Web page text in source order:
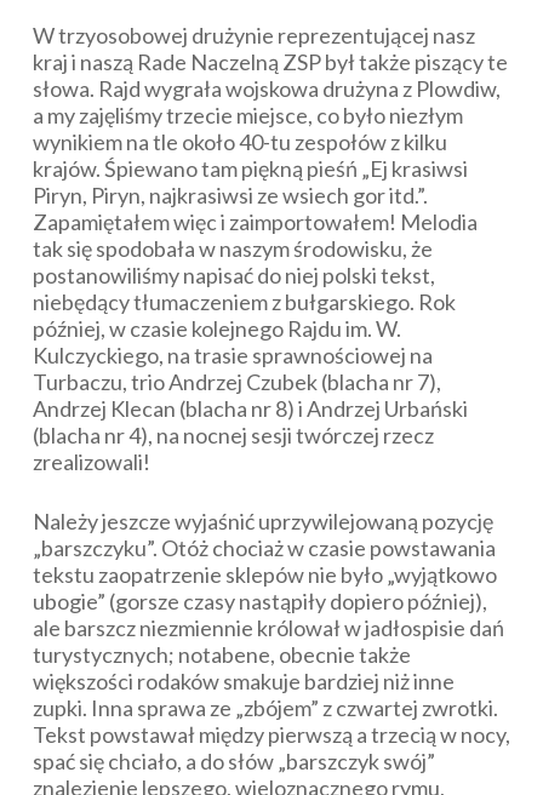
W trzyosobowej drużynie reprezentującej nasz
kraj i naszą Rade Naczelną ZSP był także piszący te
słowa. Rajd wygrała wojskowa drużyna z Plowdiw,
a my zajęliśmy trzecie miejsce, co było niezłym
wynikiem na tle około 40-tu zespołów z kilku
krajów. Śpiewano tam piękną pieśń „Ej krasiwsi
Piryn, Piryn, najkrasiwsi ze wsiech gor itd.”.
Zapamiętałem więc i zaimportowałem! Melodia
tak się spodobała w naszym środowisku, że
postanowiliśmy napisać do niej polski tekst,
niebędący tłumaczeniem z bułgarskiego. Rok
później, w czasie kolejnego Rajdu im. W.
Kulczyckiego, na trasie sprawnościowej na
Turbaczu, trio Andrzej Czubek (blacha nr 7),
Andrzej Klecan (blacha nr 8) i Andrzej Urbański
(blacha nr 4), na nocnej sesji twórczej rzecz
zrealizowali!
Należy jeszcze wyjaśnić uprzywilejowaną pozycję
„barszczyku”. Otóż chociaż w czasie powstawania
tekstu zaopatrzenie sklepów nie było „wyjątkowo
ubogie” (gorsze czasy nastąpiły dopiero później),
ale barszcz niezmiennie królował w jadłospisie dań
turystycznych; notabene, obecnie także
większości rodaków smakuje bardziej niż inne
zupki. Inna sprawa ze „zbójem” z czwartej zwrotki.
Tekst powstawał między pierwszą a trzecią w nocy,
spać się chciało, a do słów „barszczyk swój”
znalezienie lepszego, wieloznacznego rymu,